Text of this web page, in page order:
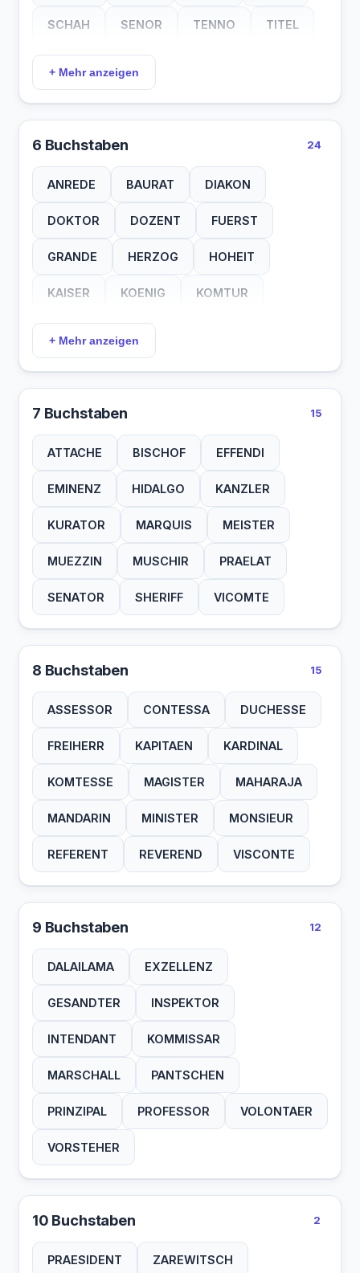
SCHAH SENOR TENNO TITEL
+ Mehr anzeigen
6 Buchstaben 24
ANREDE BAURAT DIAKON
DOKTOR DOZENT FUERST
GRANDE HERZOG HOHEIT
KAISER KOENIG KOMTUR
MADAME
SCHEIK SENORA SULTAN
+ Mehr anzeigen
7 Buchstaben 15
ATTACHE BISCHOF EFFENDI
EMINENZ HIDALGO KANZLER
KURATOR MARQUIS MEISTER
MUEZZIN MUSCHIR PRAELAT
SENATOR SHERIFF VICOMTE
8 Buchstaben 15
ASSESSOR CONTESSA DUCHESSE
FREIHERR KAPITAEN KARDINAL
KOMTESSE MAGISTER MAHARAJA
MANDARIN MINISTER MONSIEUR
REFERENT REVEREND VISCONTE
9 Buchstaben 12
DALAILAMA EXZELLENZ
GESANDTER INSPEKTOR
INTENDANT KOMMISSAR
MARSCHALL PANTSCHEN
PRINZIPAL PROFESSOR VOLONTAER
VORSTEHER
10 Buchstaben 2
PRAESIDENT ZAREWITSCH